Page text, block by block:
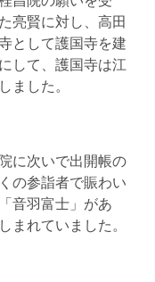
亮賢に対し、高田
として護国寺を建
して、護国寺は江
ました。
に次いで出開帳の
の参詣者で賑わい
音羽富士」があ
まれていました。